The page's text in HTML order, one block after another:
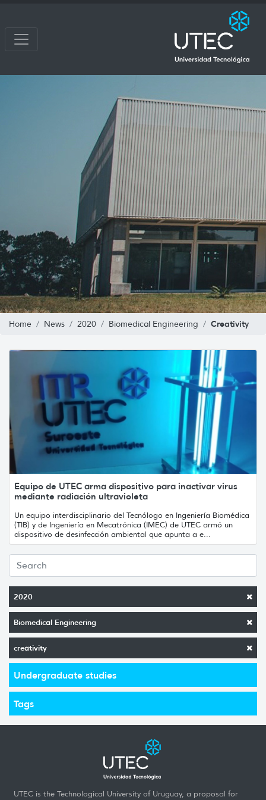
Home News 2020 Biomedical Engineering Creativity
2020
Biomedical Engineering
creativity
Undergraduate studies
Tags
Equipo de UTEC arma dispositivo para inactivar virus
mediante radiación ultravioleta
Un equipo interdisciplinario del Tecnólogo en Ingeniería Biomédica
(TIB) y de Ingeniería en Mecatrónica (IMEC) de UTEC armó un
dispositivo de desinfección ambiental que apunta a e...
UTEC is the Technological University of Uruguay, a proposal for